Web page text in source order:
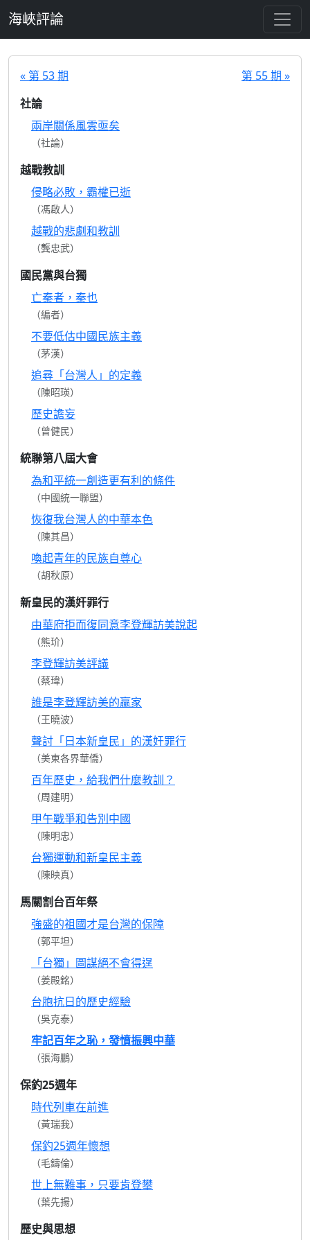
海峽評論
« 第 53 期
第 55 期 »
社論
兩岸關係風雲亟矣
（社論）
越戰教訓
侵略必敗，霸權已逝
（馮啟人）
越戰的悲劇和教訓
（龔忠武）
國民黨與台獨
亡秦者，秦也
（編者）
不要低估中國民族主義
（茅漢）
追尋「台灣人」的定義
（陳昭瑛）
歷史譫妄
（曾健民）
統聯第八屆大會
為和平統一創造更有利的條件
（中國統一聯盟）
恢復我台灣人的中華本色
（陳其昌）
喚起青年的民族自尊心
（胡秋原）
新皇民的漢奸罪行
由華府拒而復同意李登輝訪美說起
（熊玠）
李登輝訪美評議
（蔡瑋）
誰是李登輝訪美的贏家
（王曉波）
聲討「日本新皇民」的漢奸罪行
（美東各界華僑）
百年歷史，給我們什麼教訓？
（周建明）
甲午戰爭和告別中國
（陳明忠）
台獨運動和新皇民主義
（陳映真）
馬關割台百年祭
強盛的祖國才是台灣的保障
（郭平坦）
「台獨」圖謀絕不會得逞
（姜殿銘）
台胞抗日的歷史經驗
（吳克泰）
牢記百年之恥，發憤振興中華
（張海鵬）
保釣25週年
時代列車在前進
（黃瑞我）
保釣25週年懷想
（毛鑄倫）
世上無難事，只要肯登攀
（葉先揚）
歷史與思想